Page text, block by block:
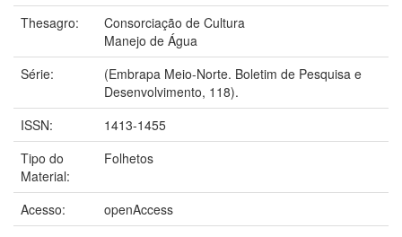
Thesagro:
Consorciação de Cultura
Manejo de Água
Série:
(Embrapa Meio-Norte. Boletim de Pesquisa e
Desenvolvimento, 118).
ISSN:
1413-1455
Tipo do
Material:
Folhetos
Acesso:
openAccess